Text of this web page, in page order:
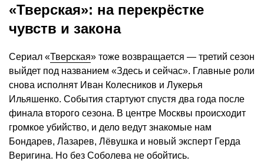
«Тверская»: на перекрёстке
чувств и закона
Сериал «Тверская» тоже возвращается — третий сезон
выйдет под названием «Здесь и сейчас». Главные роли
снова исполнят Иван Колесников и Лукерья
Ильяшенко. События стартуют спустя два года после
финала второго сезона. В центре Москвы происходит
громкое убийство, и дело ведут знакомые нам
Бондарев, Лазарев, Лёвушка и новый эксперт Герда
Веригина. Но без Соболева не обойтись.